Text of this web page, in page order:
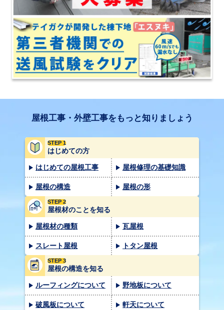
屋根工事・外壁工事をもっと知りましょう
STEP 1
はじめての方
はじめての屋根工事 屋根修理の基礎知識
屋根の構造 屋根の形
STEP 2
屋根材のことを知る
屋根材の種類 瓦屋根
スレート屋根 トタン屋根
STEP 3
屋根の構造を知る
ルーフィングについて 野地板について
破風板について 軒天について